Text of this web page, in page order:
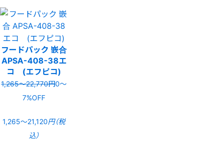
フードパック 嵌合
APSA-408-38エ
コ (エフピコ)
1,265〜22,770円0〜
7%OFF
1,265〜21,120円（税
込）